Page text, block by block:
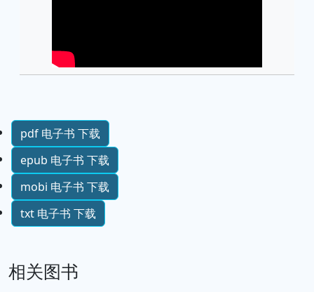
pdf 电子书 下载
epub 电子书 下载
mobi 电子书 下载
txt 电子书 下载
相关图书